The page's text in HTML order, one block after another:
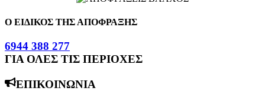
Ο ΕΙΔΙΚΟΣ ΤΗΣ ΑΠΟΦΡΑΞΗΣ
6944 388 277
ΓΙΑ ΟΛΕΣ ΤΙΣ ΠΕΡΙΟΧΕΣ
ΕΠΙΚΟΙΝΩΝΙΑ